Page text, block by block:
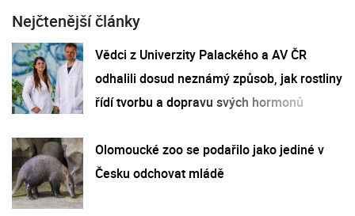
Nejčtenější články
Vědci z Univerzity Palackého a AV ČR
odhalili dosud neznámý způsob, jak rostliny
řídí tvorbu a dopravu svých hormonů
Olomoucké zoo se podařilo jako jediné v
Česku odchovat mládě